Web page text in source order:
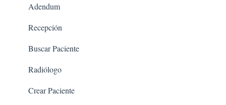
Adendum
Recepción
Buscar Paciente
Radiólogo
Crear Paciente